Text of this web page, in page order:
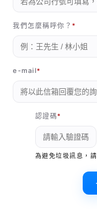
我們怎麼稱呼你？
e-mail
認證碼
為避免垃圾訊息，